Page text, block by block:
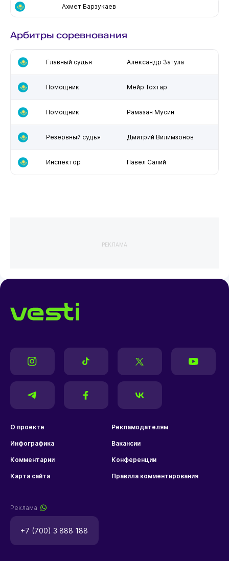
Ахмет Барзукаев
Арбитры соревнования
Главный судья Александр Затула
Помощник Мейр Тохтар
Помощник Рамазан Мусин
Резервный судья Дмитрий Вилимзонов
Инспектор Павел Салий
РЕКЛАМА
О проекте Рекламодателям
Инфографика Вакансии
Комментарии Конференции
Карта сайта Правила комментирования
Реклама
+7 (700) 3 888 188